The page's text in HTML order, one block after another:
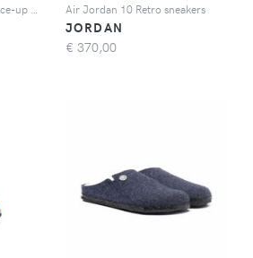
Air Jordan 10 Retro sneakers
JORDAN
€ 370,00